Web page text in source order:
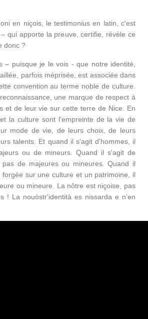
en niçois, le testimonius en latin, c'est
qui apporte la preuve, certifie, révèle ce
donc ?
– puisque je le vois - que notre identité,
parfois méprisée, est associée dans
convention au terme noble de culture.
une marque de respect à
et de leur vie sur cette terre de Nice. En
la culture sont l'empreinte de la vie de
mode de vie, de leurs choix, de leurs
talents. Et quand il s'agit d'hommes, il
ou de mineurs. Quand il s'agit de
de majeures ou mineures. Quand il
sur une culture et un patrimoine, il
ou mineure. La nôtre est niçoise, pas
! La nouòstr'identità es nissarda e n'en